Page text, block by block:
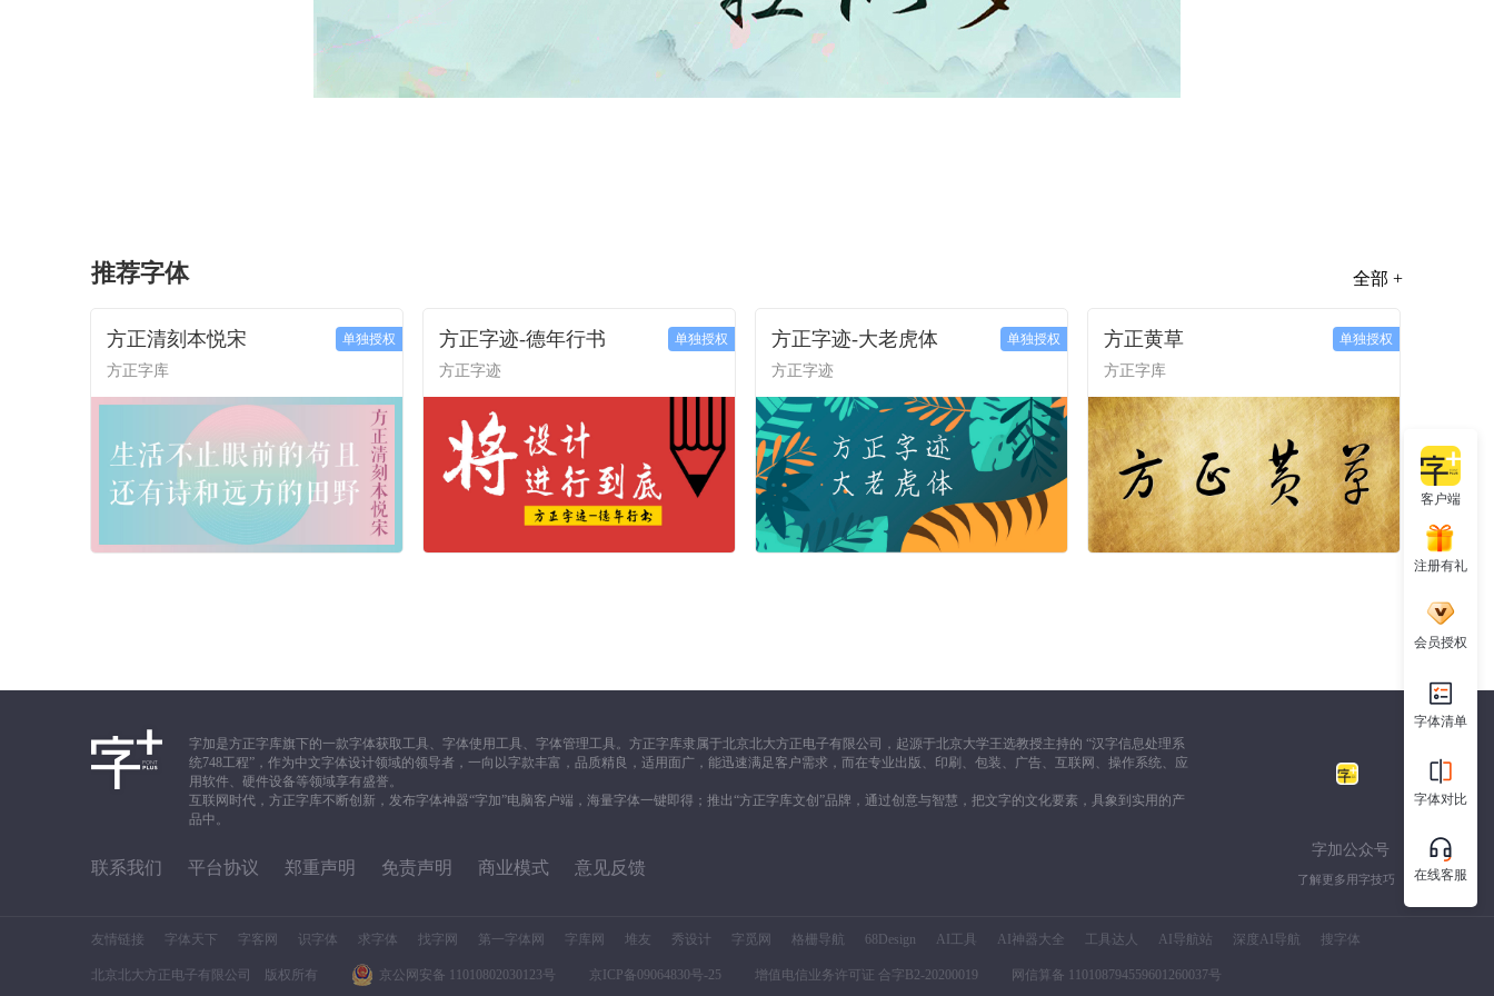
推荐字体 全部 +
方正清刻本悦宋
方正字库
单独授权 方正字迹-德年行书
方正字迹
单独授权 方正字迹-大老虎体
方正字迹
单独授权 方正黄草
方正字库
单独授权
字加是方正字库旗下的一款字体获取工具、字体使用工具、字体管理工具。方正字库隶属于北京北大方正电子有限公司，起源于北京大学王选教授主持的 “汉字信息处理系
统748工程”，作为中文字体设计领域的领导者，一向以字款丰富，品质精良，适用面广，能迅速满足客户需求，而在专业出版、印刷、包装、广告、互联网、操作系统、应
用软件、硬件设备等领域享有盛誉。
互联网时代，方正字库不断创新，发布字体神器“字加”电脑客户端，海量字体一键即得；推出“方正字库文创”品牌，通过创意与智慧，把文字的文化要素，具象到实用的产
品中。
联系我们 平台协议 郑重声明 免责声明 商业模式 意见反馈
字加公众号
了解更多用字技巧
友情链接 字体天下 字客网 识字体 求字体 找字网 第一字体网 字库网 堆友 秀设计 字觅网 格栅导航 68Design AI工具 AI神器大全 工具达人 AI导航站 深度AI导航 搜字体
北京北大方正电子有限公司 版权所有 京公网安备 11010802030123号 京ICP备09064830号-25 增值电信业务许可证 合字B2-20200019 网信算备 110108794559601260037号
客户端
注册有礼
会员授权
字体清单
字体对比
在线客服